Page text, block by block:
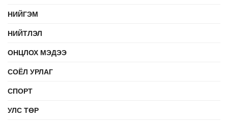
НИЙГЭМ
НИЙТЛЭЛ
ОНЦЛОХ МЭДЭЭ
СОЁЛ УРЛАГ
СПОРТ
УЛС ТӨР